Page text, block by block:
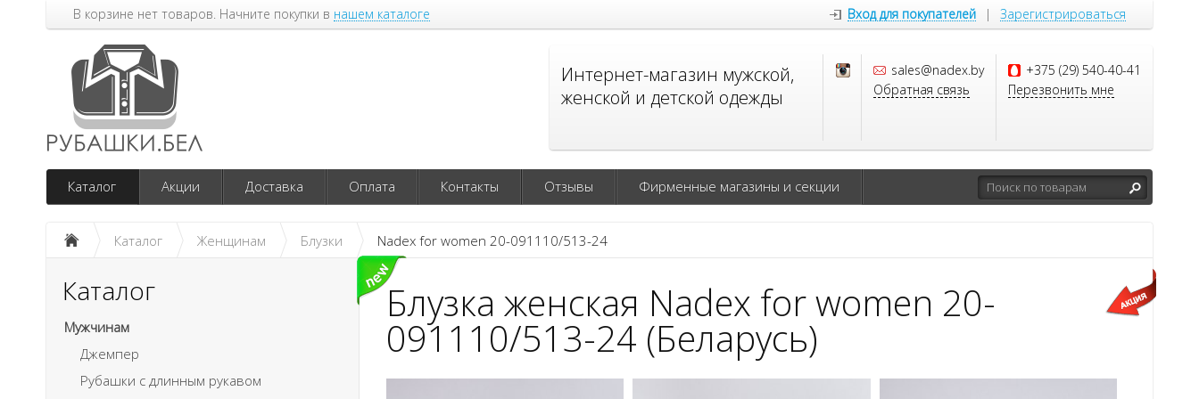
В корзине нет товаров. Начните покупки в нашем каталоге Вход для покупателей | Зарегистрироваться
Интернет-магазин мужской,
женской и детской одежды
sales@nadex.by
Обратная связь
+375 (29) 540-40-41
Перезвонить мне
Каталог Акции Доставка Оплата Контакты Отзывы Фирменные магазины и секции
Каталог Женщинам Блузки Nadex for women 20-091110/513-24
Блузка женская Nadex for women 20-
091110/513-24 (Беларусь)
Каталог
Мужчинам
Джемпер
Рубашки с длинным рукавом